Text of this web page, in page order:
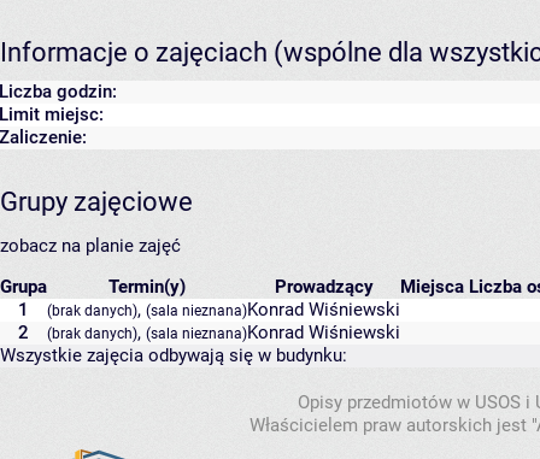
Informacje o zajęciach (wspólne dla
Liczba godzin:
Limit miejsc:
Zaliczenie:
Grupy zajęciowe
zobacz na planie zajęć
Grupa
Termin(y) Prowadzący Miejsca Liczba
1
(brak danych), (sala nieznana)Konrad Wiśniewski
2
(brak danych), (sala nieznana)Konrad Wiśniewski
Wszystkie zajęcia odbywają się w budynku:
Opisy przedmiotów w USOS
Właścicielem praw autorskich jest